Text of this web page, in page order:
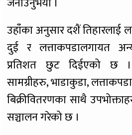
उहाँका अनुसार दशैं तिहारलाई
दुई र लत्ताकपडालगायत
प्रतिशत छुट दिईएको छ
सामग्रीहरु, भाडाकुडा,
बिक्रीवितरणका साथै
सञ्चालन गरेको छ ।